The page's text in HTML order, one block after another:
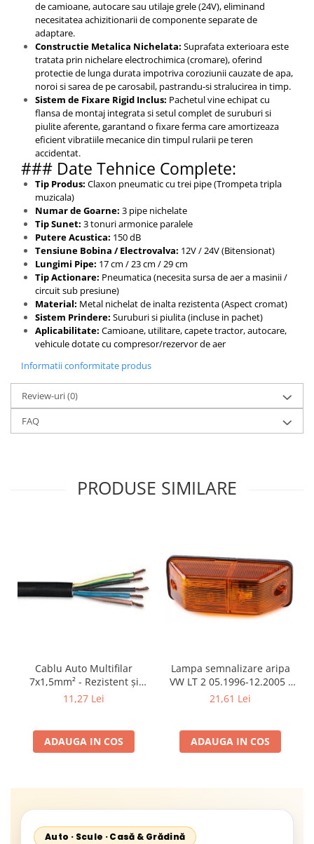
de camioane, autocare sau utilaje grele (24V), eliminand
necesitatea achizitionarii de componente separate de
adaptare.
Constructie Metalica Nichelata: Suprafata exterioara este
tratata prin nichelare electrochimica (cromare), oferind
protectie de lunga durata impotriva coroziunii cauzate de apa,
noroi si sarea de pe carosabil, pastrandu-si stralucirea in timp.
Sistem de Fixare Rigid Inclus: Pachetul vine echipat cu
flansa de montaj integrata si setul complet de suruburi si
piulite aferente, garantand o fixare ferma care amortizeaza
eficient vibratiile mecanice din timpul rularii pe teren
accidentat.
### Date Tehnice Complete:
Tip Produs: Claxon pneumatic cu trei pipe (Trompeta tripla
muzicala)
Numar de Goarne: 3 pipe nichelate
Tip Sunet: 3 tonuri armonice paralele
Putere Acustica: 150 dB
Tensiune Bobina / Electrovalva: 12V / 24V (Bitensionat)
Lungimi Pipe: 17 cm / 23 cm / 29 cm
Tip Actionare: Pneumatica (necesita sursa de aer a masinii /
circuit sub presiune)
Material: Metal nichelat de inalta rezistenta (Aspect cromat)
Sistem Prindere: Suruburi si piulita (incluse in pachet)
Aplicabilitate: Camioane, utilitare, capete tractor, autocare,
vehicule dotate cu compresor/rezervor de aer
Informatii conformitate produs
Review-uri(0)
FAQ
PRODUSE SIMILARE
Cablu Auto Multifilar
7x1,5mm² - Rezistent și
Flexibil pentru Remorci 12V-
11,27 Lei
ADAUGA IN COS
Lampa semnalizare aripa
VW LT 2 05.1996-12.2005 ;
Mercedes Sprinter 1995-
Neoplan Euroliner,
Starliner,Centroliner,
21,61 Lei
ADAUGA IN COS
Auto · Scule · Casă & Grădină